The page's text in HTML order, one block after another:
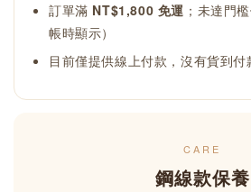
訂單滿 NT$1,800 免運 ；未達門
帳時顯示）
目前僅提供線上付款，沒有貨到
CARE
鋼線款保養